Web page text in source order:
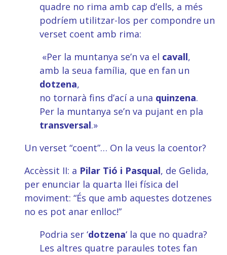
quadre no rima amb cap d’ells, a més
podríem utilitzar-los per compondre un
verset coent amb rima:
«Per la muntanya se’n va el cavall,
amb la seua família, que en fan un
dotzena,
no tornarà fins d’ací a una quinzena.
Per la muntanya se’n va pujant en pla
transversal.»
Un verset “coent”… On la veus la coentor?
Accèssit II: a Pilar Tió i Pasqual, de Gelida,
per enunciar la quarta llei física del
moviment: “És que amb aquestes dotzenes
no es pot anar enlloc!”
Podria ser ‘dotzena‘ la que no quadra?
Les altres quatre paraules totes fan